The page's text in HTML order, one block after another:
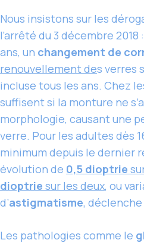
Nous insistons sur les
l’arrêté du 3 décembre
ans, un changement de
renouvellement des verres
incluse tous les ans. Chez
suffisent si la monture ne
morphologie, causant une
verre. Pour les adultes dès
minimum depuis le dernier
évolution de 0,5 dioptrie
dioptrie sur les deux, ou
d’astigmatisme,
Les pathologies comme le